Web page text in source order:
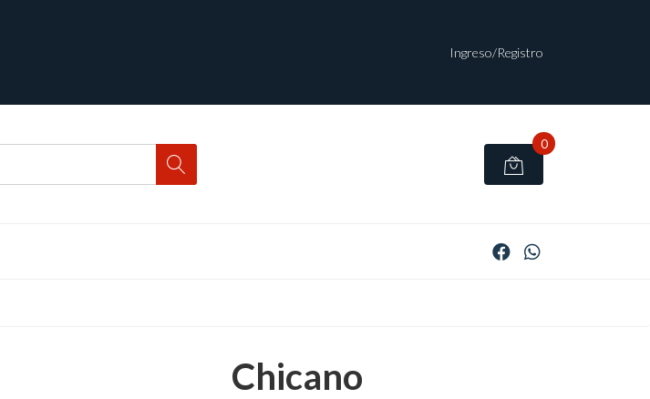
Ingreso/Registro
0
Chicano